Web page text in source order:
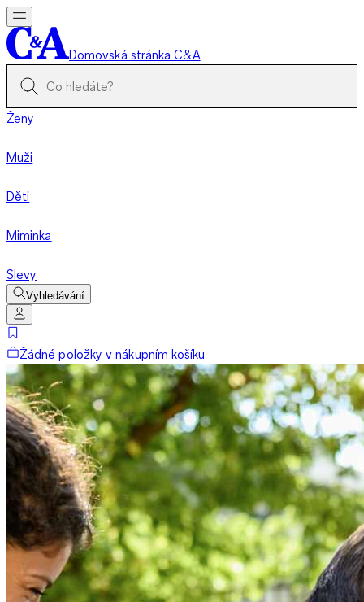
Domovská stránka C&A
Ženy
Muži
Děti
Miminka
Slevy
Vyhledávání
Žádné položky v nákupním košíku